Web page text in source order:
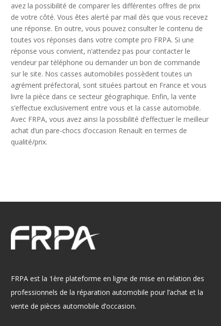
avez la possibilité de comparer les différentes offres de prix
de votre côté. Vous êtes alerté par mail dès que vous recevez
une réponse. En outre, vous pouvez consulter le contenu de
toutes vos réponses dans votre compte pro FRPA. Si une
réponse vous convient, n’attendez pas pour contacter le
vendeur par téléphone ou demander un bon de commande
sur le site. Nos casses automobiles possèdent toutes un
agrément préfectoral, sont situées partout en France et vous
livre la pièce dans ce secteur géographique. Enfin, la vente
s’effectue exclusivement entre vous et la casse automobile.
Avec FRPA, vous avez ainsi la possibilité d’effectuer le meilleur
achat d’un pare-chocs d’occasion Renault en termes de
qualité/prix.
FRPA est la 1ère plateforme en ligne de mise en relation des
professionnels de la réparation automobile pour l’achat et la
vente de pièces automobile d’occasion.